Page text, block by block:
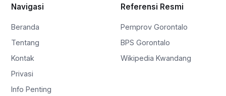
Navigasi
Beranda
Tentang
Kontak
Privasi
Info Penting
Referensi Resmi
Pemprov Gorontalo
BPS Gorontalo
Wikipedia Kwandang